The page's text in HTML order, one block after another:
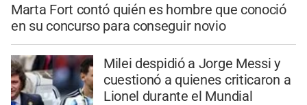
Marta Fort contó quién es hombre que conoció
en su concurso para conseguir novio
Milei despidió a Jorge Messi y
cuestionó a quienes criticaron a
Lionel durante el Mundial